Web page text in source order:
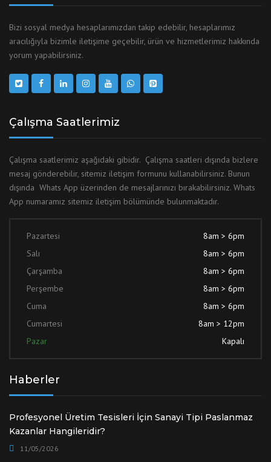
Bizi sosyal medya hesaplarımızdan takip edebilir, hesaplarımız
aracılığıyla bizimle iletişime geçebilir, ürün ve hizmetlerimiz hakkında
yorum yapabilirsiniz.
Çalışma Saatlerimiz
Çalışma saatlerimiz aşağıdaki gibidir. Çalışma saatleri dışında bizlere
mesaj gönderebilir, sitemiz iletişim formunu kullanabilirsiniz. Bunun
dışında Whats App üzerinden de mesajlarınızı bırakabilirsiniz. Whats
App numaramız sitemiz iletişim bölümünde bulunmaktadır.
Pazartesi
8am > 6pm
Salı
8am > 6pm
Çarşamba
8am > 6pm
Perşembe
8am > 6pm
Cuma
8am > 6pm
Cumartesi
8am > 12pm
Pazar
Kapalı
Haberler
Profesyonel Üretim Tesisleri İçin Sanayi Tipi Paslanmaz
Kazanlar Hangileridir?
11/05/2026